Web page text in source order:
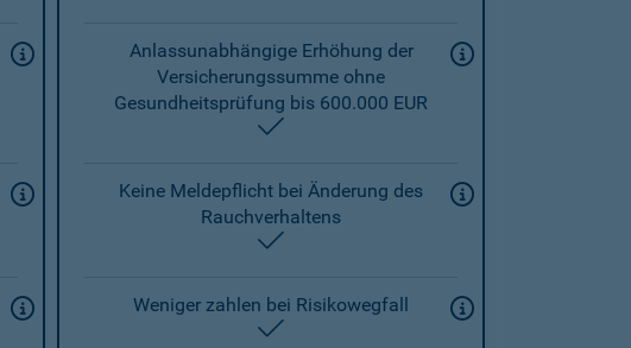
Anlassunabhängige Erhöhung der
Versicherungssumme ohne
Gesundheitsprüfung bis 600.000 EUR
Keine Meldepflicht bei Änderung des
Rauchverhaltens
Weniger zahlen bei Risikowegfall